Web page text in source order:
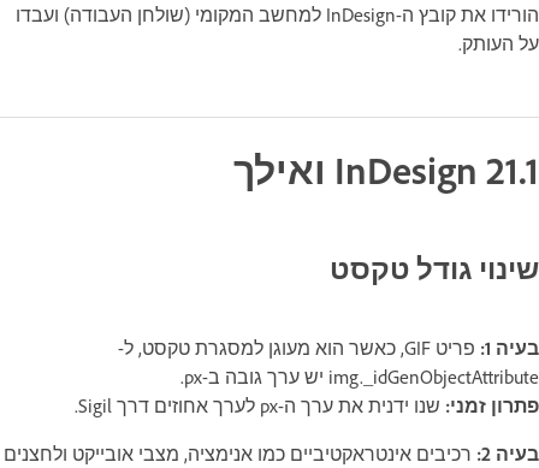
הורידו את קובץ ה-InDesign למחשב המקומי (שולחן העבודה) ועבדו
על העותק.
InDesign 21.1 ואילך
שינוי גודל טקסט
בעיה 1:
פריט GIF, כאשר הוא מעוגן למסגרת טקסט, ל-
img._idGenObjectAttribute יש ערך גובה ב-px.
פתרון זמני: שנו ידנית את ערך ה-px לערך אחוזים דרך Sigil.
בעיה 2:
רכיבים אינטראקטיביים כמו אנימציה, מצבי אובייקט ולחצנים